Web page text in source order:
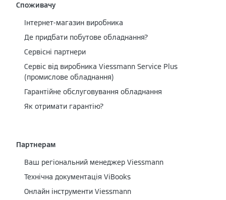
Споживачу
Інтернет-магазин виробника
Де придбати побутове обладнання?
Сервісні партнери
Cервіс від виробника Viessmann Service Plus
(промислове обладнання)
Гарантійне обслуговування обладнання
Як отримати гарантію?
Партнерам
Ваш регіональний менеджер Viessmann
Технічна документація ViBooks
Онлайн інструменти Viessmann